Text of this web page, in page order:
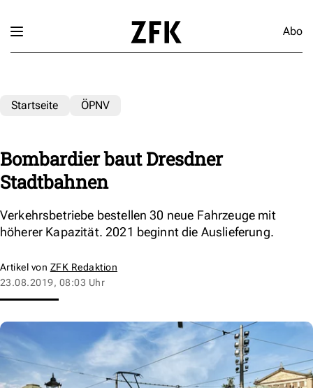
Abo
Startseite ÖPNV
Bombardier baut Dresdner
Stadtbahnen
Verkehrsbetriebe bestellen 30 neue Fahrzeuge mit
höherer Kapazität. 2021 beginnt die Auslieferung.
Artikel von ZFK Redaktion
23.08.2019, 08:03 Uhr